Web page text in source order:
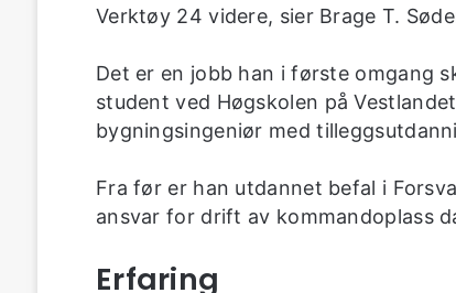
Verktøy 24 videre, sier Brage T.
Det er en jobb han i første omgang
student ved Høgskolen på
bygningsingeniør med
Fra før er han utdannet befal i
ansvar for drift av kommandoplass
Erfaring